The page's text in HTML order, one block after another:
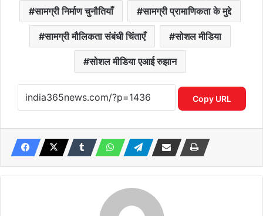
सामग्री निर्माण चुनौतियाँ सामग्री प्रामाणिकता के मुद्दे
सामग्री मौलिकता संबंधी चिंताएँ सोशल मीडिया
सोशल मीडिया एआई रुझान
Copy URL